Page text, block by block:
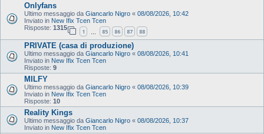
Onlyfans
Ultimo messaggio da Giancarlo Nigro « 08/08/2026, 10:42
Inviato in New Ifix Tcen Tcen
Risposte: 1315
1 85 86 87 88
PRIVATE (casa di produzione)
Ultimo messaggio da Giancarlo Nigro « 08/08/2026, 10:41
Inviato in New Ifix Tcen Tcen
Risposte: 9
MILFY
Ultimo messaggio da Giancarlo Nigro « 08/08/2026, 10:39
Inviato in New Ifix Tcen Tcen
Risposte: 10
Reality Kings
Ultimo messaggio da Giancarlo Nigro « 08/08/2026, 10:37
Inviato in New Ifix Tcen Tcen